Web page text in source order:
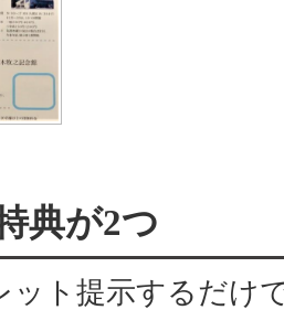
典が2つ
ット提示するだけ